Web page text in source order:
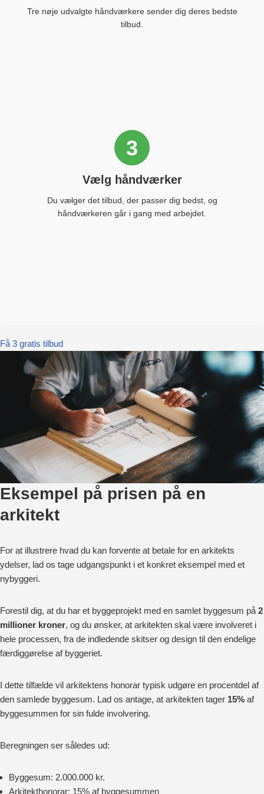
Tre nøje udvalgte håndværkere sender dig deres bedste
tilbud.
3
Vælg håndværker
Du vælger det tilbud, der passer dig bedst, og
håndværkeren går i gang med arbejdet.
Få 3 gratis tilbud
Eksempel på prisen på en
arkitekt
For at illustrere hvad du kan forvente at betale for en arkitekts
ydelser, lad os tage udgangspunkt i et konkret eksempel med et
nybyggeri.
Forestil dig, at du har et byggeprojekt med en samlet byggesum på 2
millioner kroner, og du ønsker, at arkitekten skal være involveret i
hele processen, fra de indledende skitser og design til den endelige
færdiggørelse af byggeriet.
I dette tilfælde vil arkitektens honorar typisk udgøre en procentdel af
den samlede byggesum. Lad os antage, at arkitekten tager 15% af
byggesummen for sin fulde involvering.
Beregningen ser således ud:
Byggesum: 2.000.000 kr.
Arkitekthonorar: 15% af byggesummen